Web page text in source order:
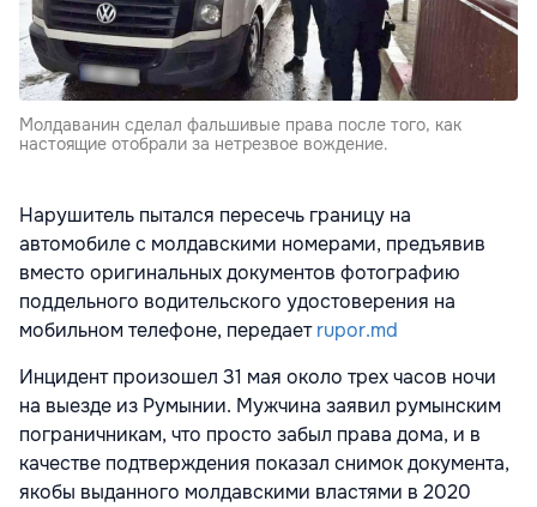
Молдаванин сделал фальшивые права после того, как
настоящие отобрали за нетрезвое вождение.
Нарушитель пытался пересечь границу на
автомобиле с молдавскими номерами, предъявив
вместо оригинальных документов фотографию
поддельного водительского удостоверения на
мобильном телефоне, передаетrupor.md
Инцидент произошел 31 мая около трех часов ночи
на выезде из Румынии. Мужчина заявил румынским
пограничникам, что просто забыл права дома, и в
качестве подтверждения показал снимок документа,
якобы выданного молдавскими властями в 2020